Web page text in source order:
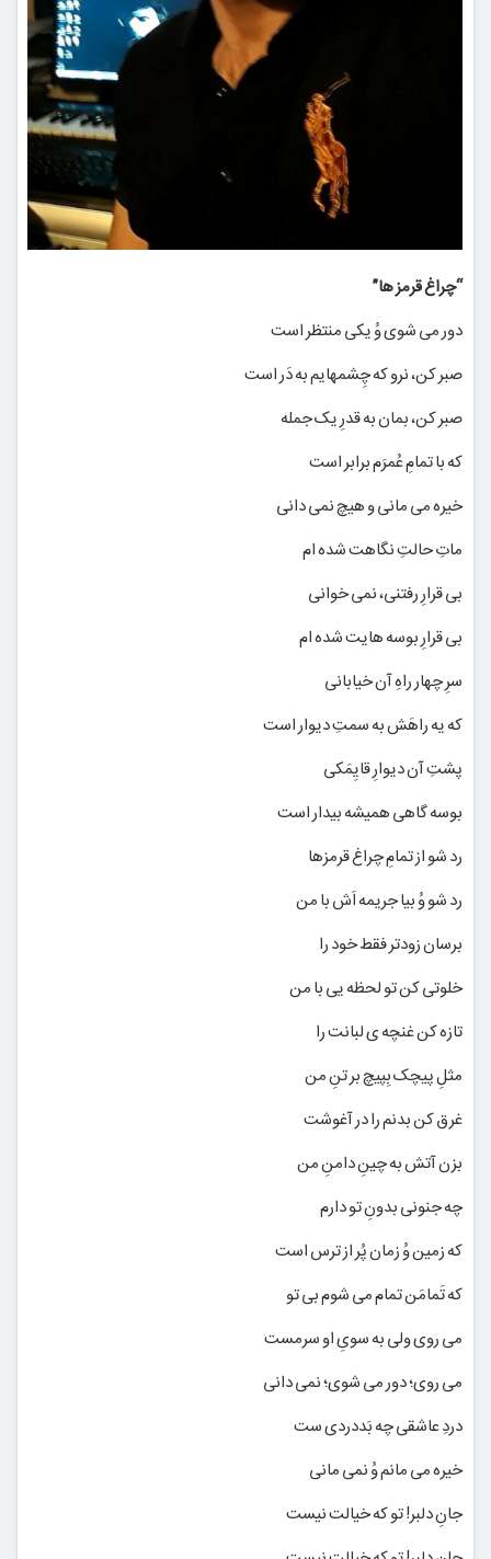
“چراغ قرمز ها”
دور می شوی وُ یکی منتظر است
صبر کن، نرو که چِشمهایم به دَر است
صبر کن، بمان به قدرِ یک جمله
که با تمامِ عُمرَم برابر است
خیره می مانی و هیچ نمی دانی
ماتِ حالتِ نگاهت شده ام
بی قرارِ رفتنی، نمی خوانی
بی قرارِ بوسه هایت شده ام
سرِ چهار راهِ آن خیابانی
که یه راهَش به سمتِ دیوار است
پشتِ آن دیوارِ قایِمَکی
بوسه گاهی همیشه بیدار است
رد شو از تمامِ چراغ قرمزها
رد شو وُ بیا جریمه اَش با من
برسان زودتر فقط خود را
خلوتی کن تو لحظه یی با من
تازه کن غنچه ی لبانت را
مثلِ پیچک بِپیچ بر تنِ من
غرق کن بدنم را در آغوشت
بزن آتش به چینِ دامنِ من
چه جنونی بدونِ تو دارم
که زمین وُ زمان پُر از ترس است
که تَمامَن تمام می شوم بی تو
می روی ولی به سویِ او سرمست
می روی؛ دور می شوی؛ نمی دانی
دردِ عاشقی چه بَددردی ست
خیره می مانم وُ نمی مانی
جانِ دلبر! تو که خیالت نیست